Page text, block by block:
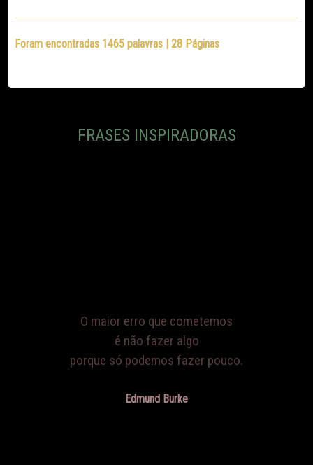
Foram encontradas 1465 palavras | 28 Páginas
FRASES INSPIRADORAS
O maior erro que cometemos
é não fazer algo
porque só podemos fazer pouco.
Edmund Burke